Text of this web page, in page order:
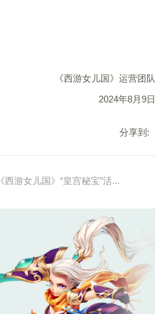
《西游女儿国》运营团队
2024年8月9日
分享到:
《西游女儿国》“皇宫秘宝”活...